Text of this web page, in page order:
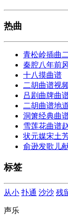
热曲
青松岭插曲
秦腔八年前
十八摸曲谱
二胡曲谱视
吕剧曲牌曲
二胡曲谱地
洞箫经典曲
雪莲花曲谱
状元媒宋土
俞逊发歌儿
标签
从小 扑通 沙沙 残
声乐